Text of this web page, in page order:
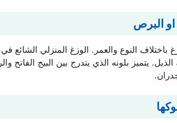
البرص
يتميز بلونه الذي يتدرج بين البيج الفاتح